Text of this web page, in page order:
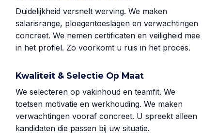
Duidelijkheid versnelt werving. We maken
salarisrange, ploegentoeslagen en verwachtingen
concreet. We nemen certificaten en veiligheid mee
in het profiel. Zo voorkomt u ruis in het proces.
Kwaliteit & Selectie Op Maat
We selecteren op vakinhoud en teamfit. We
toetsen motivatie en werkhouding. We maken
verwachtingen vooraf concreet. U spreekt alleen
kandidaten die passen bij uw situatie.